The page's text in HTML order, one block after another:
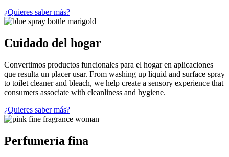
¿Quieres saber más?
Cuidado del hogar
Convertimos productos funcionales para el hogar en aplicaciones
que resulta un placer usar. From washing up liquid and surface spray
to toilet cleaner and bleach, we help create a sensory experience that
consumers associate with cleanliness and hygiene.
¿Quieres saber más?
Perfumería fina